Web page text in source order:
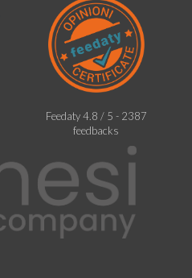
Feedaty4.8 / 5 - 2387
feedbacks